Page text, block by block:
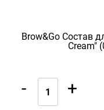
Brow&Go Состав
Cream"
- +